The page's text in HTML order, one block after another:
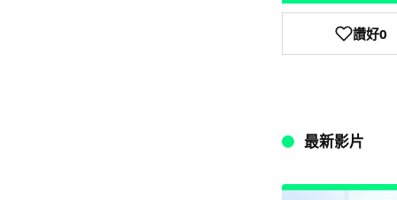
讚好0
最新影片